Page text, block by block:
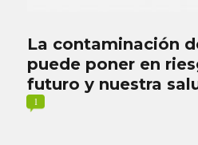
La contaminación
puede poner en
futuro y nuestra
1